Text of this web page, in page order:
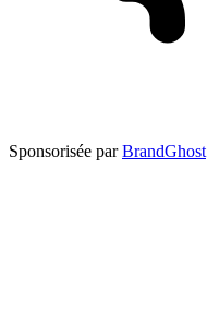
Sponsorisée par BrandGhost